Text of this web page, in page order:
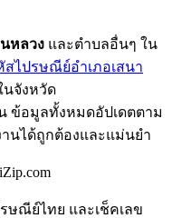
หลวง และตำบลอื่นๆ ใน
สไปรษณีย์อำเภอเสนา
นจังหวัด
ข้อมูลทั้งหมดอัปเดตตาม
นได้ถูกต้องและแม่นยำ
ษณีย์ไทย และเช็คเลข